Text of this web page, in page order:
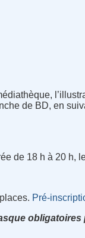
de BD, en
de 18 h à 20 h,
Pré-